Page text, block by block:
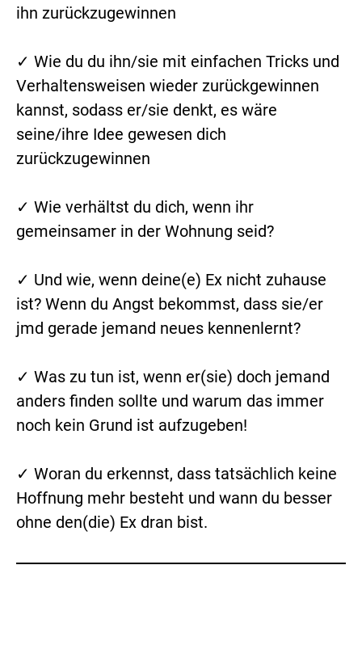
ihn zurückzugewinnen
✓ Wie du du ihn/sie mit einfachen Tricks und
Verhaltensweisen wieder zurückgewinnen
kannst, sodass er/sie denkt, es wäre
seine/ihre Idee gewesen dich
zurückzugewinnen
✓ Wie verhältst du dich, wenn ihr
gemeinsamer in der Wohnung seid?
✓ Und wie, wenn deine(e) Ex nicht zuhause
ist? Wenn du Angst bekommst, dass sie/er
jmd gerade jemand neues kennenlernt?
✓ Was zu tun ist, wenn er(sie) doch jemand
anders finden sollte und warum das immer
noch kein Grund ist aufzugeben!
✓ Woran du erkennst, dass tatsächlich keine
Hoffnung mehr besteht und wann du besser
ohne den(die) Ex dran bist.